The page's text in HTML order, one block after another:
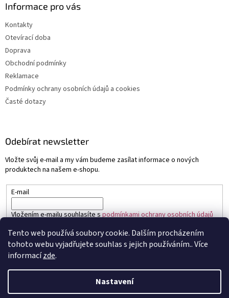
Tento web používá soubory cookie. Dalším procházením
tohoto webu vyjadřujete souhlas s jejich používáním.. Více
informacízde.
Nastavení
Informace pro vás
Kontakty
Otevírací doba
Doprava
Obchodní podmínky
Reklamace
Podmínky ochrany osobních údajů a cookies
Časté dotazy
Odebírat newsletter
Vložte svůj e-mail a my vám budeme zasílat informace o nových
produktech na našem e-shopu.
E-mail
Vložením e-mailu souhlasíte spodmínkami ochrany osobních údajů
PŘIHLÁSIT SE
Vytvořil Shoptet